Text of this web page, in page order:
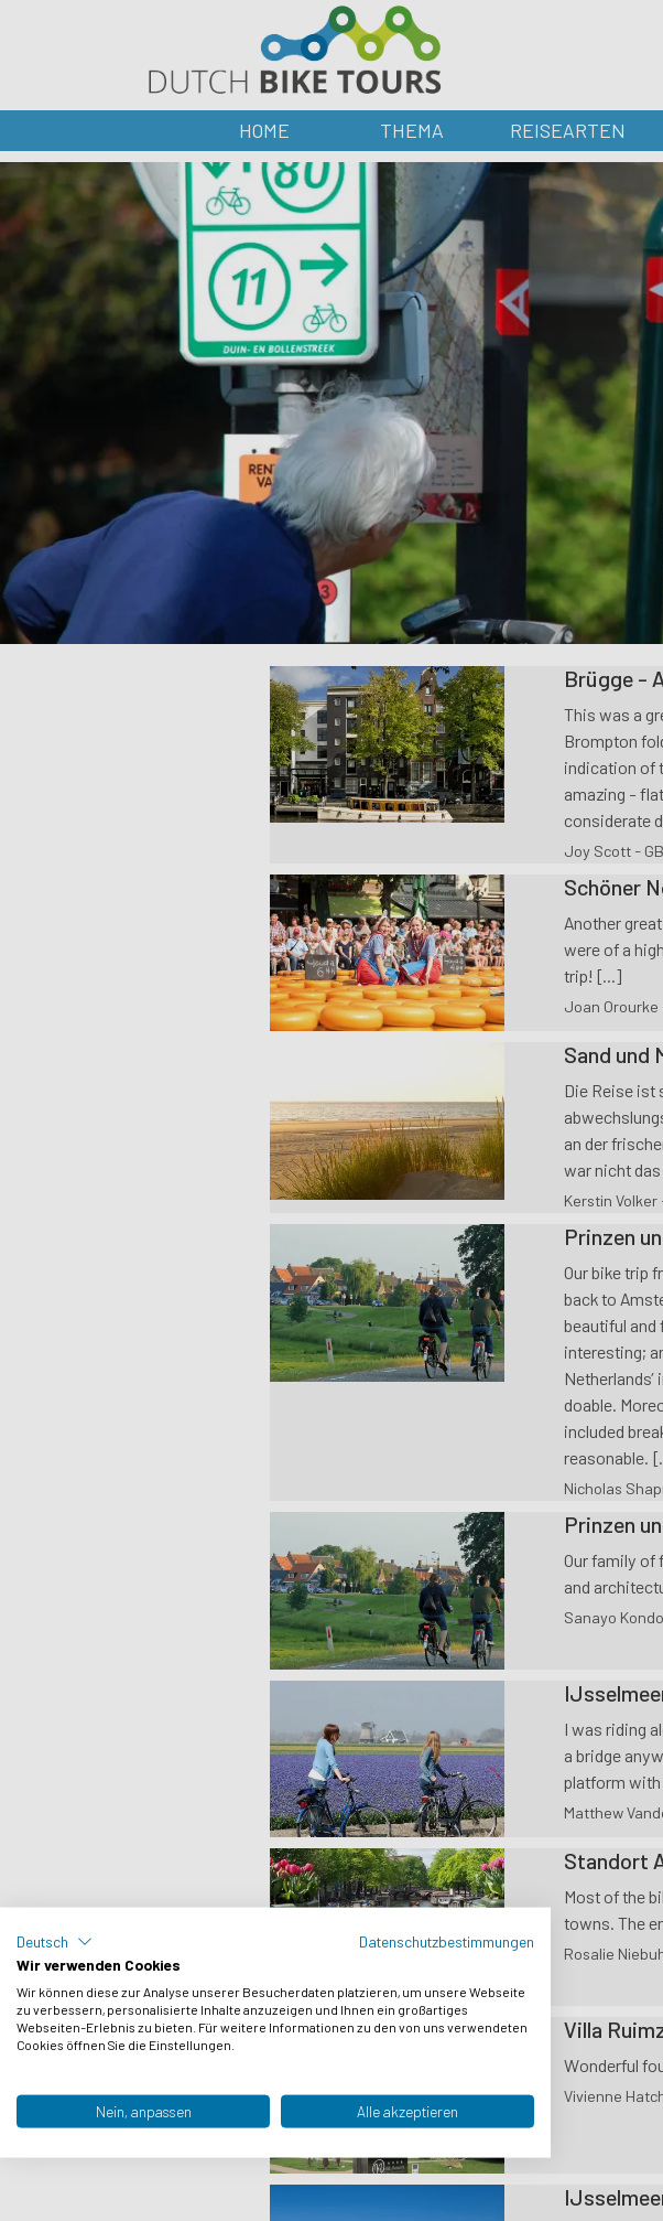
HOME THEMA REISEARTEN
Brügge -
This was a
Brompton
indication of
amazing -
considerate
Joy Scott - GB
Schöner
Another
were of a
trip! [...]
Joan Orourke
Sand und
Die Reise ist
an der
war nicht
Kerstin Volker
Prinzen
Our bike trip
back to
beautiful and
interesting;
doable.
included
reasonable.
Nicholas
Prinzen
Our family of
and
Sanayo
I was riding
a bridge
platform
Matthew
Standort
Most of the
towns. The
Rosalie
Villa
Wonderful
Vivienne
Deutsch
Datenschutzbestimmungen
Wir verwenden Cookies
Wir können diese zur Analyse unserer Besucherdaten platzieren, um unsere Webseite
zu verbessern, personalisierte Inhalte anzuzeigen und Ihnen ein großartiges
Webseiten-Erlebnis zu bieten. Für weitere Informationen zu den von uns verwendeten
Cookies öffnen Sie die Einstellungen.
Nein, anpassen Alle akzeptieren